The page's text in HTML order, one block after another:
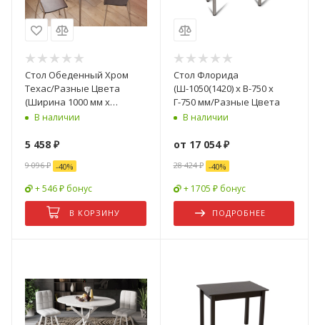
Стол Обеденный Хром
Техас/Разные Цвета
(Ширина 1000 мм х
Глубина 700 мм)
В наличии
5 458 ₽
9 096₽ -40%
+ 546 ₽ бонус
В КОРЗИНУ
Стол Флорида
(Ш-1050(1420) х В-750 х
Г-750 мм/Разные Цвета
В наличии
от 17 054 ₽
28 424 ₽ -40%
+ 1705 ₽ бонус
ПОДРОБНЕЕ